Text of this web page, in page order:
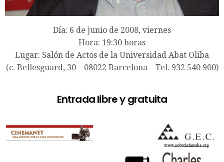
Día: 6 de junio de 2008, viernes
Hora: 19:30 horas
Lugar: Salón de Actos de la Universidad Abat Oliba
(c. Bellesguard, 30 – 08022 Barcelona – Tel. 932 540 900)
Entrada libre y gratuita